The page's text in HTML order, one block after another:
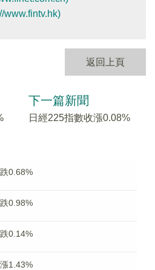
www.fintv.hk)
返回上頁
下一篇新聞
日經225指數收漲0.08%
0.68%
0.98%
0.14%
1.43%